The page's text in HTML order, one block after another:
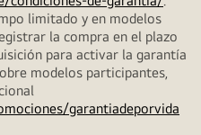
limitado y en modelos
la compra en el plazo
para activar la garantía
modelos participantes,
garantiadeporvida